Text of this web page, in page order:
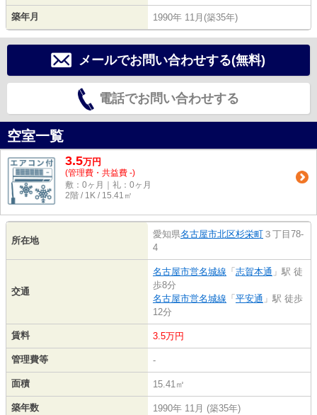
築年月 1990年 11月(築35年)
メールでお問い合わせする(無料)
電話でお問い合わせする
空室一覧
3.5万円
(管理費・共益費 -)
敷：0ヶ月｜礼：0ヶ月
2階 / 1K / 15.41㎡
所在地
愛知県名古屋市北区杉栄町 ３丁目78-
4
交通
名古屋市営名城線 「 志賀本通 」駅 徒
歩8分
名古屋市営名城線 「 平安通 」駅 徒歩
12分
賃料 3.5万円
管理費等 -
面積 15.41㎡
築年数 1990年 11月 (築35年)